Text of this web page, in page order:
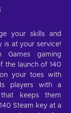
your skills and
is at your service!
Games gaming
the launch of 140
your toes with
players with a
keeps them
Steam key at a